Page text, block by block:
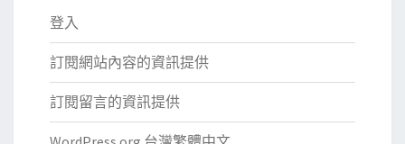
登入
訂閱網站內容的資訊提供
訂閱留言的資訊提供